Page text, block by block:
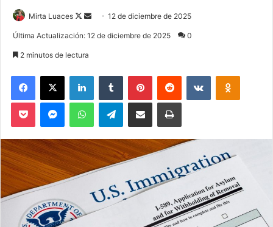
Mirta Luaces
F
l
o
w
o
n
a
e
12 de diciembre de 2025
Última Actualización: 12 de diciembre de 2025 0
2 minutos de lectura
Telegram